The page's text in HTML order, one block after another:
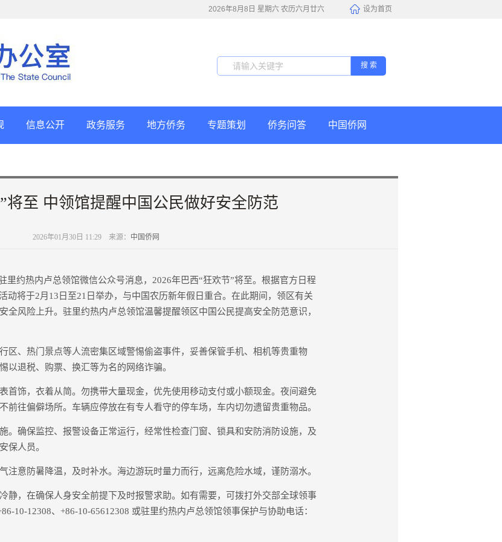
设为首页
2026年8月8日 星期六 农历六月廿六
搜 索
信息公开 政务服务 地方侨务 专题策划 侨务问答 中国侨网
将至 中领馆提醒中国公民做好安全防范
2026年01月30日 11:29 来源： 中国侨网
约热内卢总领馆微信公众号消息，2026年巴西“狂欢节”将至。根据官方日程
动将于2月13日至21日举办，与中国农历新年假日重合。在此期间，领区有关
全风险上升。驻里约热内卢总领馆温馨提醒领区中国公民提高安全防范意识，
、热门景点等人流密集区域警惕偷盗事件，妥善保管手机、相机等贵重物
以退税、购票、换汇等为名的网络诈骗。
饰，衣着从简。勿携带大量现金，优先使用移动支付或小额现金。夜间避免
前往偏僻场所。车辆应停放在有专人看守的停车场，车内切勿遗留贵重物品。
确保监控、报警设备正常运行，经常性检查门窗、锁具和安防消防设施，及
保人员。
意防暑降温，及时补水。海边游玩时量力而行，远离危险水域，谨防溺水。
，在确保人身安全前提下及时报警求助。如有需要，可拨打外交部全球领事
10-12308、+86-10-65612308 或驻里约热内卢总领馆领事保护与协助电话：